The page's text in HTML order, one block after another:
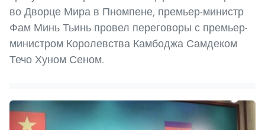
во Дворце Мира в Пномпене, премьер-министр
Фам Минь Тьинь провел переговоры с премьер-
министром Королевства Камбоджа Самдеком
Течо Хуном Сеном.